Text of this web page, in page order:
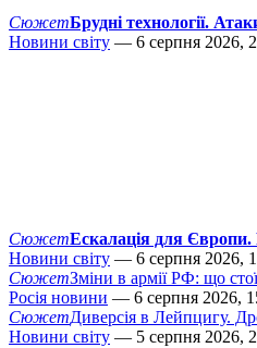
СюжетБрудні технології.
Новини світу — 6 серпня 2026,
СюжетЕскалація для Європи.
Новини світу — 6 серпня 2026,
СюжетЗміни в армії РФ: що
Росія новини — 6 серпня 2026,
СюжетДиверсія в Лейпцигу.
Новини світу — 5 серпня 2026,